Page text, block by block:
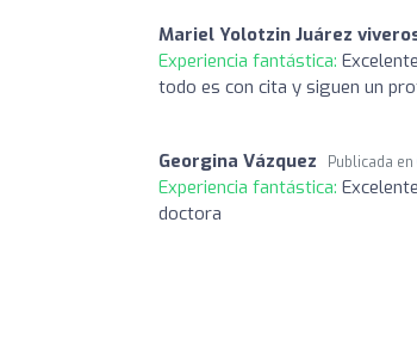
Mariel Yolotzin Juárez
Experiencia fantástica:
todo es con cita y siguen un
Georgina Vázquez Publicada en
Experiencia fantástica:
doctora